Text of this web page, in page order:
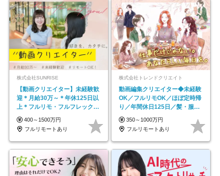
株式会社SUNRISE
【動画クリエイター】未経験歓
迎＊月給30万～＊年休125日以
上＊フルリモ・フルフレックス
◆10名の採用が決定◆
400～1500万円
フルリモートあり
株式会社トレンドクリエイト
動画編集クリエイター◆未経験
OK／フルリモOK／ほぼ定時帰
り／年間休日125日／髪・服・
ネイル自由／副業OK
350～1000万円
フルリモートあり